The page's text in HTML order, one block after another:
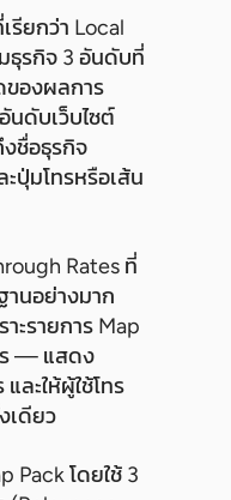
รียกว่า Local
ธุรกิจ 3 อันดับที่
องผลการ
นดับเว็บไซต์
ชื่อธุรกิจ
ะปุ่มโทรหรือเส้น
Rates ที่
นอย่างมาก
ะรายการ Map
ร — แสดง
ละให้ผู้ใช้โทร
เดียว
Pack โดยใช้ 3